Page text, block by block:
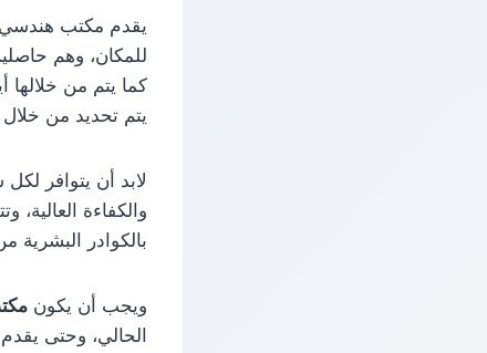
يقدم مكتب
للمكان، وهم
كما يتم من خلالها
يتم تحديد من خلال
لابد أن يتوافر
والكفاءة
بالكوادر البشرية
ويجب أن يكون
الحالي، وحتى